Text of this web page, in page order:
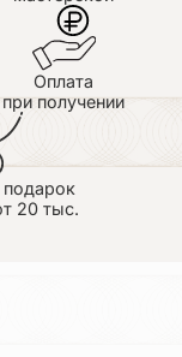
Оплата
при получении
20 тыс.